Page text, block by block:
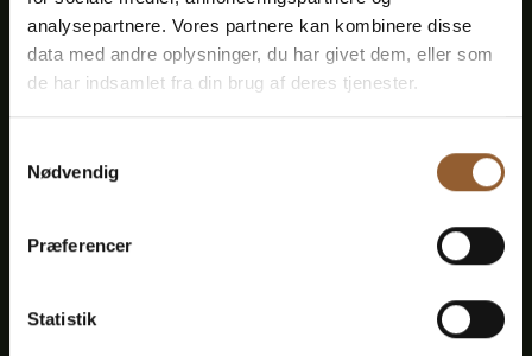
analysepartnere. Vores partnere kan kombinere disse
data med andre oplysninger, du har givet dem, eller som
de har indsamlet fra din brug af deres tjenester.
Nødvendig
Præferencer
Statistik
1 person + 1 ledsager
Naturkraft After Dark og Lokes Aften
Medlemsfordel hos Universe